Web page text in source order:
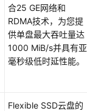
合25 GE网络和
RDMA技术，为您提
供单盘最大吞吐量达
1000 MiB/s并具有亚
毫秒级低时延性能。
Flexible SSD云盘的